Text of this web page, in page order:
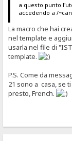
a questo punto
accedendo a /
La macro che hai
nel template e
usarla nel file di
template.
P.S. Come da
21 sono a casa, se
presto, French.